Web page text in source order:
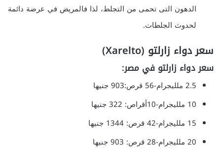
الدهون التى تحمى من التجلط، لذا فالمريض في عرضة دائمة
لحدوث الجلطات.
سعر دواء زارلتو (Xarelto)
سعردواء زارلتو في مصر:
2.5 ملليجرام-56 قرص:903 جنيها
10 ملليجرام-10أقراص: 322 جنيها
15 ملليجرام-42 قرص: 1344 جنيها
20 ملليجرام-28 قرص: 903 جنيها